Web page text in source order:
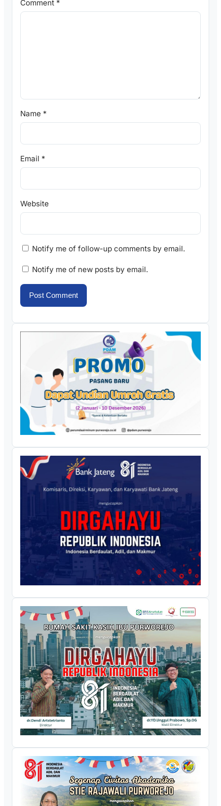
Comment *
Name *
Email *
Website
Notify me of follow-up comments by email.
Notify me of new posts by email.